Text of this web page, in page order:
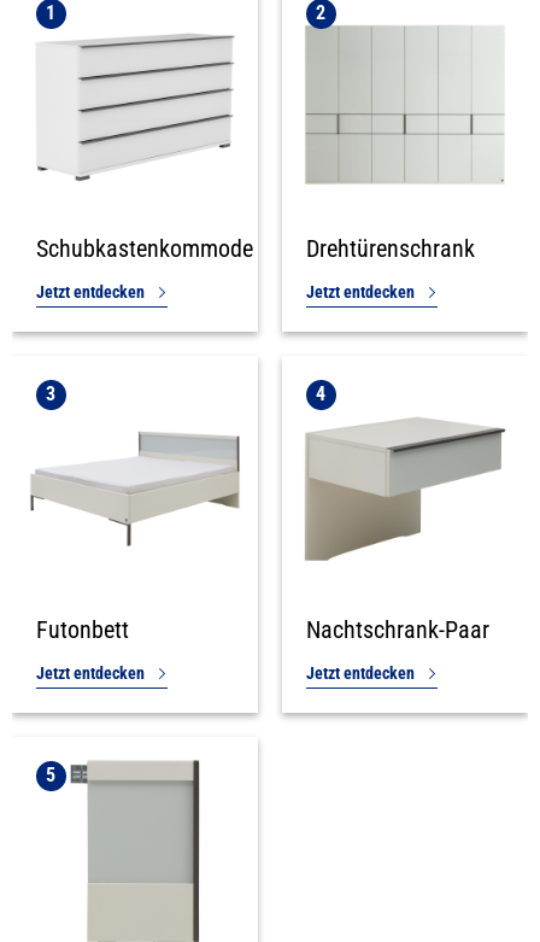
1
Schubkastenkommode
Jetzt entdecken
2
Drehtürenschrank
Jetzt entdecken
3
Futonbett
Jetzt entdecken
4
Nachtschrank-Paar
Jetzt entdecken
5